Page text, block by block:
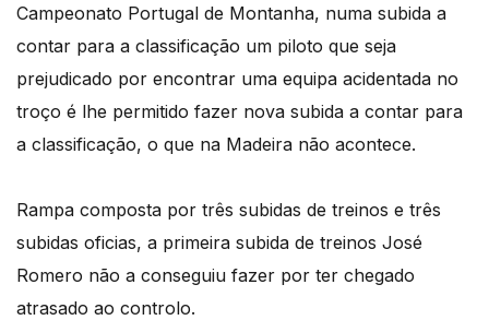
Campeonato Portugal de Montanha, numa subida a
contar para a classificação um piloto que seja
prejudicado por encontrar uma equipa acidentada no
troço é lhe permitido fazer nova subida a contar para
a classificação, o que na Madeira não acontece.
Rampa composta por três subidas de treinos e três
subidas oficias, a primeira subida de treinos José
Romero não a conseguiu fazer por ter chegado
atrasado ao controlo.